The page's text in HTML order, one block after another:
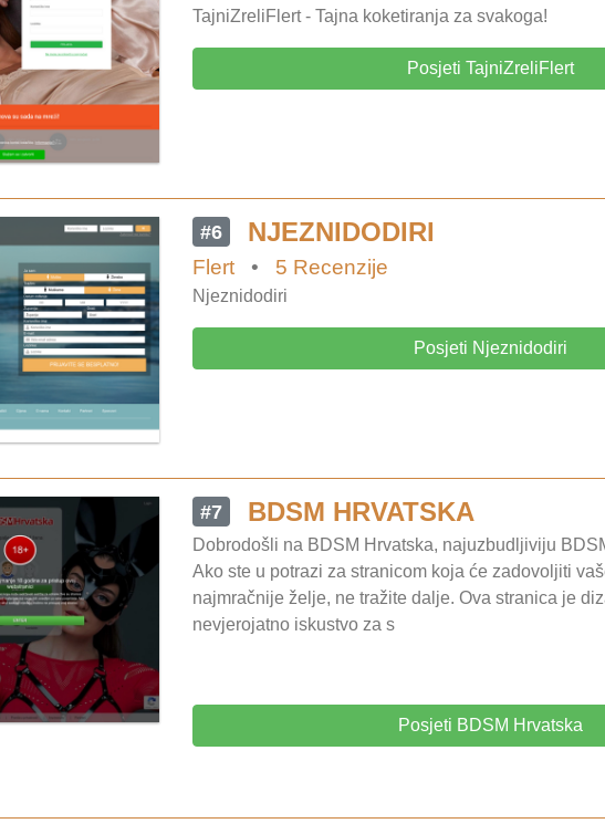
TajniZreliFlert - Tajna koketiranja za svakoga!
Posjeti TajniZreliFlert
#6 NJEZNIDODIRI
Flert• 5 Recenzije
Njeznidodiri
Posjeti Njeznidodiri
#7 BDSM HRVATSKA
Dobrodošli na BDSM Hrvatska, najuzbudljiviju
Ako ste u potrazi za stranicom koja će zadovoljiti
najmračnije želje, ne tražite dalje. Ova stranica je
nevjerojatno iskustvo za s
Posjeti BDSM Hrvatska